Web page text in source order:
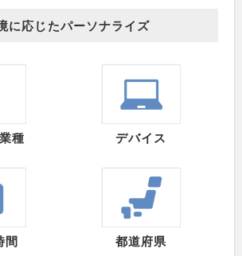
に応じたパーソナライズ
種 デバイス
間 都道府県